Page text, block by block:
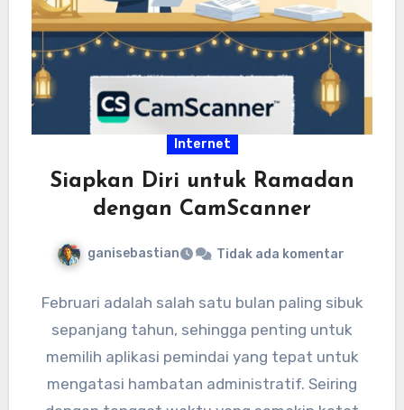
Internet
Siapkan Diri untuk Ramadan
dengan CamScanner
ganisebastian Tidak ada komentar
Februari adalah salah satu bulan paling sibuk
sepanjang tahun, sehingga penting untuk
memilih aplikasi pemindai yang tepat untuk
mengatasi hambatan administratif. Seiring